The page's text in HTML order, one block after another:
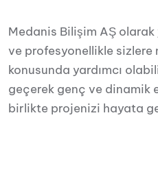
Medanis Bilişim AŞ olarak
ve profesyonellikle sizlere
konusunda yardımcı
geçerek genç ve dinamik
birlikte projenizi hayata